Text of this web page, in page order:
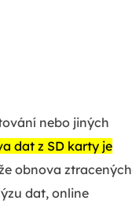
nebo jiných
dat z SD karty je
obnova ztracených
dat, online